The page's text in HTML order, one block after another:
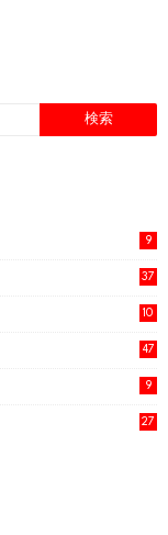
9
37
10
47
9
27